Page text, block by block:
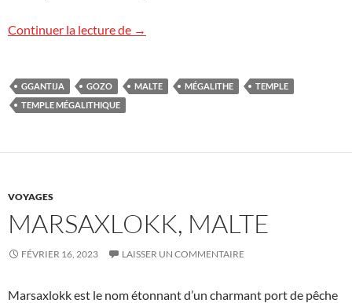
Continuer la lecture de Le temple Ggantija à Gozo
→
GGANTIJA GOZO MALTE MÉGALITHE
TEMPLE
TEMPLE MÉGALITHIQUE
VOYAGES
MARSAXLOKK, MALTE
FÉVRIER 16, 2023 LAISSER UN COMMENTAIRE
Marsaxlokk est le nom étonnant d’un charmant port de pêche